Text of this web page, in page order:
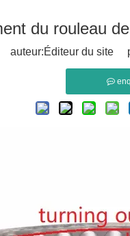
du rouleau
du site